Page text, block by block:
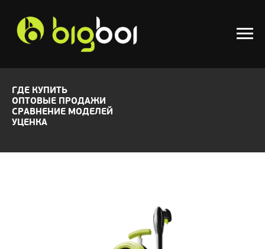
ГДЕ КУПИТЬ
ОПТОВЫЕ ПРОДАЖИ
СРАВНЕНИЕ МОДЕЛЕЙ
УЦЕНКА